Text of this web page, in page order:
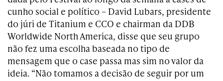
cunho social e político – David Lubars, presidente
do júri de Titanium e CCO e chairman da DDB
Worldwide North America, disse que seu grupo
não fez uma escolha baseada no tipo de
mensagem que o case passa mas sim no valor da
ideia. “Não tomamos a decisão de seguir por um